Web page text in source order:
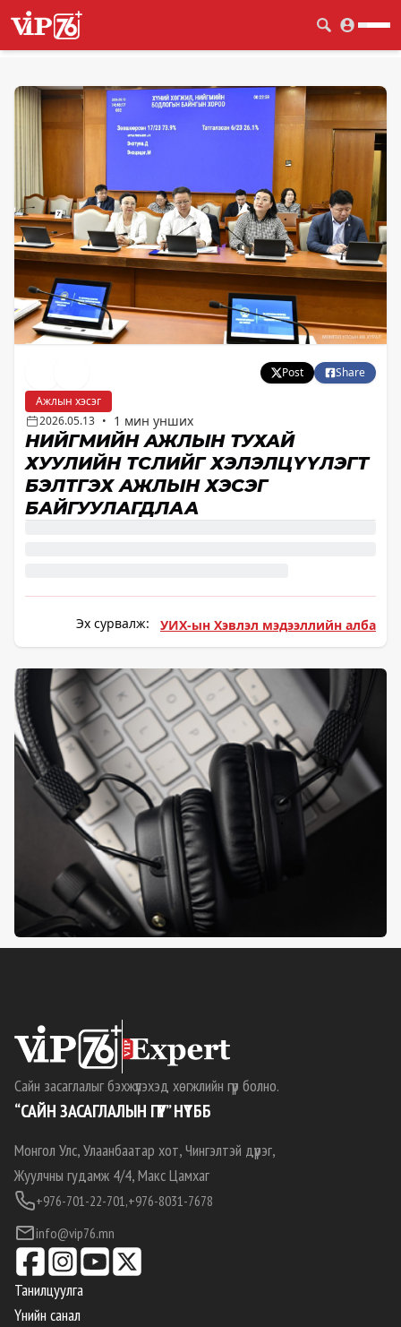
Post
Share
Ажлын хэсэг
2026.05.13 • 1 мин унших
НИЙГМИЙН АЖЛЫН ТУХАЙ
ХУУЛИЙН ТӨСЛИЙГ ХЭЛЭЛЦҮҮЛЭГТ
БЭЛТГЭХ АЖЛЫН ХЭСЭГ
БАЙГУУЛАГДЛАА
Эх сурвалж: УИХ-ын Хэвлэл мэдээллийн алба
Сайн засаглалыг бэхжүүлэхэд хөгжлийн гүүр болно.
“САЙН ЗАСАГЛАЛЫН ГҮҮР” НҮТББ
Монгол Улс, Улаанбаатар хот, Чингэлтэй дүүрэг,
Жуулчны гудамж 4/4, Макс Цамхаг
+976-701-22-701,+976-8031-7678
info@vip76.mn
Танилцуулга
Үнийн санал